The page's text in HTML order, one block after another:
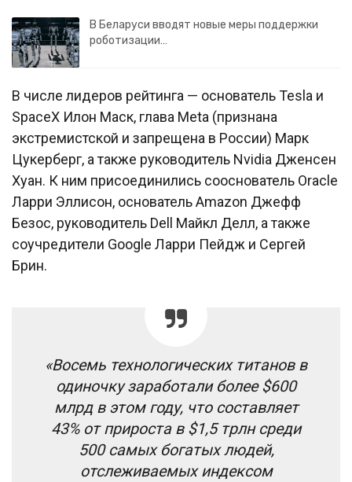
В Беларуси вводят новые меры поддержки
роботизации…
В числе лидеров рейтинга — основатель Tesla и
SpaceX Илон Маск, глава Meta (признана
экстремистской и запрещена в России) Марк
Цукерберг, а также руководитель Nvidia Дженсен
Хуан. К ним присоединились сооснователь Oracle
Ларри Эллисон, основатель Amazon Джефф
Безос, руководитель Dell Майкл Делл, а также
соучредители Google Ларри Пейдж и Сергей
Брин.
«Восемь технологических титанов в
одиночку заработали более $600
млрд в этом году, что составляет
43% от прироста в $1,5 трлн среди
500 самых богатых людей,
отслеживаемых индексом